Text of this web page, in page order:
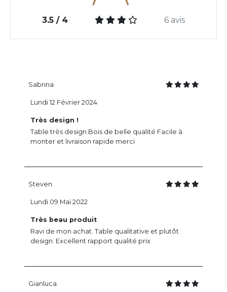
3.5 / 4 6 avis
Sabrina
Très design !
Table très design Bois de belle qualité Facile à
monter et livraison rapide merci
Lundi 12 Février 2024
Steven
Très beau produit
Ravi de mon achat. Table qualitative et plutôt
design. Excellent rapport qualité prix
Lundi 09 Mai 2022
Gianluca